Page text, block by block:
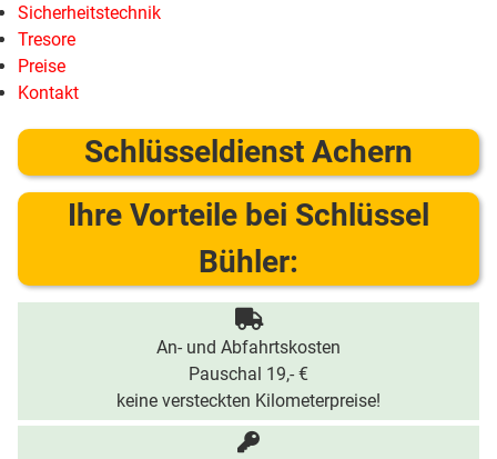
Sicherheitstechnik
Tresore
Preise
Kontakt
Schlüsseldienst Achern
Ihre Vorteile bei Schlüssel
Bühler:
An- und Abfahrtskosten
Pauschal 19,- €
keine versteckten Kilometerpreise!